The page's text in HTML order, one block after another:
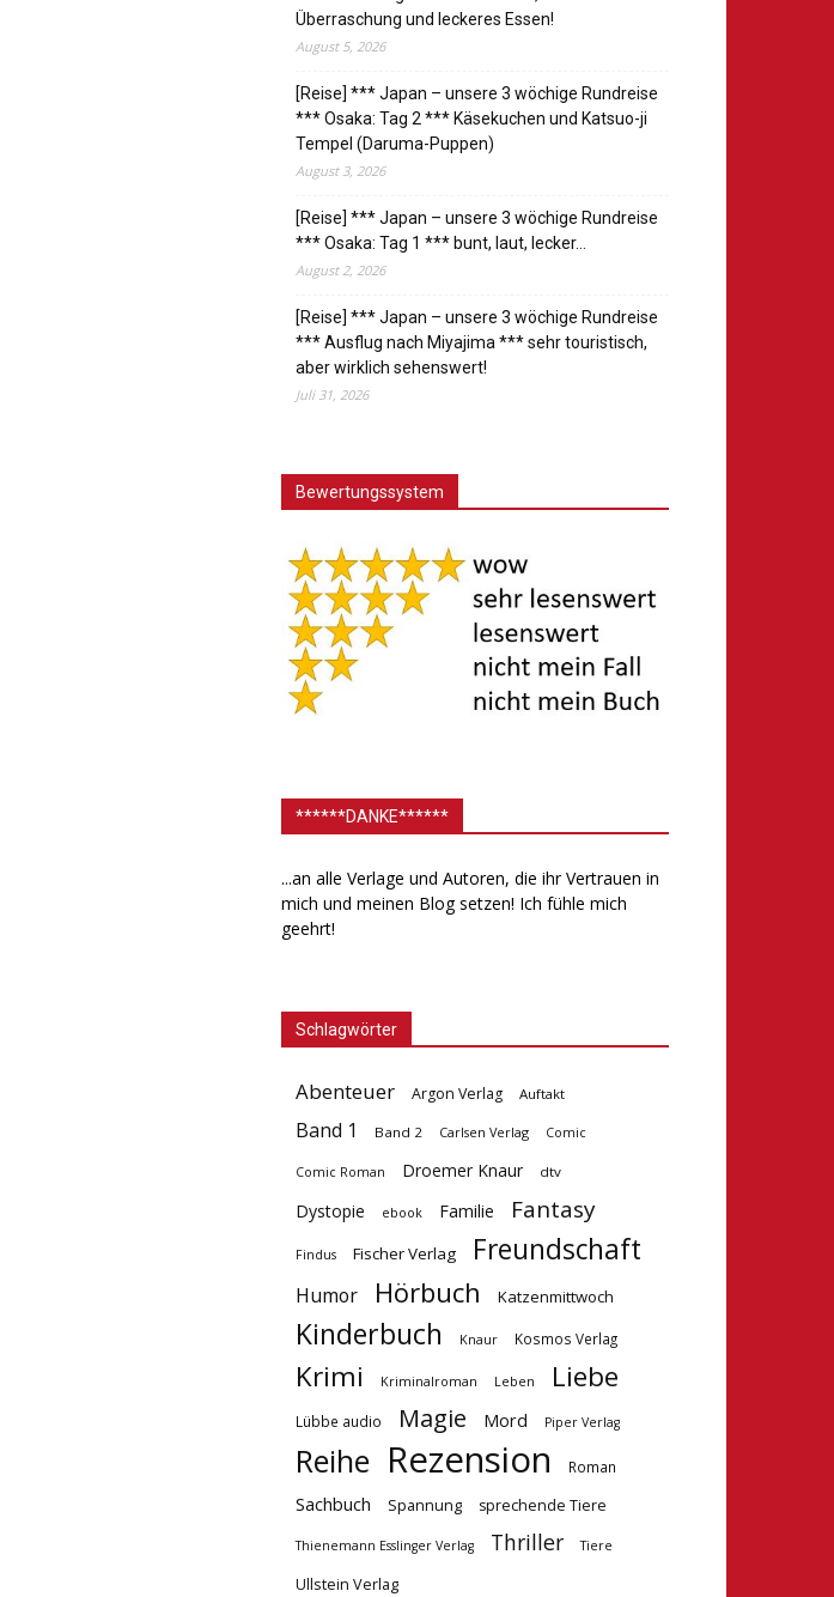
Überraschung und leckeres Essen!
August 5, 2026
[Reise] *** Japan – unsere 3 wöchige Rundreise
*** Osaka: Tag 2 *** Käsekuchen und Katsuo-ji
Tempel (Daruma-Puppen)
August 3, 2026
[Reise] *** Japan – unsere 3 wöchige Rundreise
*** Osaka: Tag 1 *** bunt, laut, lecker…
August 2, 2026
[Reise] *** Japan – unsere 3 wöchige Rundreise
*** Ausflug nach Miyajima *** sehr touristisch,
aber wirklich sehenswert!
Juli 31, 2026
Bewertungssystem
******DANKE******
...an alle Verlage und Autoren, die ihr Vertrauen in
mich und meinen Blog setzen! Ich fühle mich
geehrt!
Schlagwörter
Abenteuer Argon Verlag Auftakt
Band 1 Band 2 Carlsen Verlag Comic
Comic Roman Droemer Knaur dtv
Dystopie ebook Familie Fantasy
Findus Fischer Verlag Freundschaft
Humor Hörbuch Katzenmittwoch
Kinderbuch Knaur Kosmos Verlag
Krimi Kriminalroman Leben Liebe
Lübbe audio Magie Mord Piper Verlag
Reihe Rezension Roman
Sachbuch Spannung sprechende Tiere
Thienemann Esslinger Verlag Thriller Tiere
Ullstein Verlag